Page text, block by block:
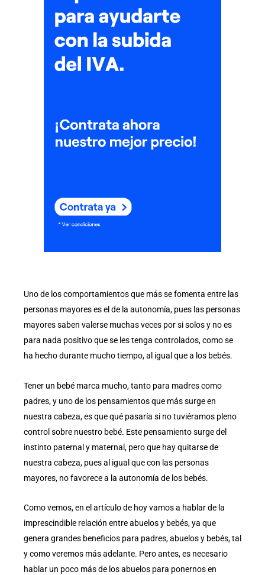
Uno de los comportamientos que más se fomenta entre las
personas mayores es el de la autonomía, pues las personas
mayores saben valerse muchas veces por si solos y no es
para nada positivo que se les tenga controlados, como se
ha hecho durante mucho tiempo, al igual que a los bebés.
Tener un bebé marca mucho, tanto para madres como
padres, y uno de los pensamientos que más surge en
nuestra cabeza, es que qué pasaría si no tuviéramos pleno
control sobre nuestro bebé. Este pensamiento surge del
instinto paternal y maternal, pero que hay quitarse de
nuestra cabeza, pues al igual que con las personas
mayores, no favorece a la autonomía de los bebés.
Como vemos, en el artículo de hoy vamos a hablar de la
imprescindible relación entre abuelos y bebés, ya que
genera grandes beneficios para padres, abuelos y bebés, tal
y como veremos más adelante. Pero antes, es necesario
hablar un poco más de los abuelos para ponernos en